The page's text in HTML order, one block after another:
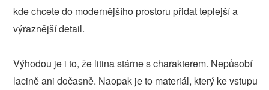
kde chcete do modernějšího prostoru přidat teplejší a
výraznější detail.
Výhodou je i to, že litina stárne s charakterem. Nepůsobí
lacině ani dočasně. Naopak je to materiál, který ke vstupu